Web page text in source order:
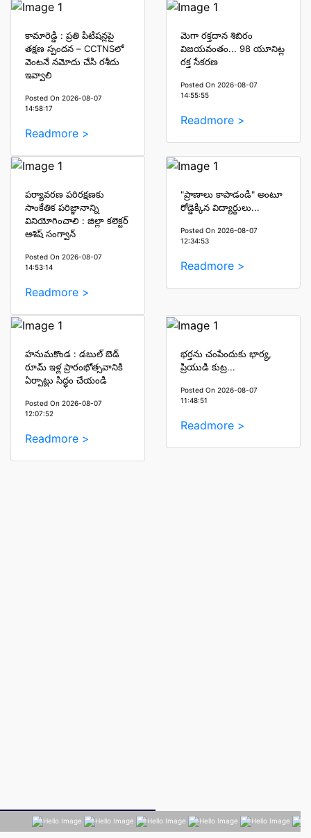
కామారెడ్డి : ప్రతి పిటిషన్లపై
తక్షణ స్పందన – CCTNSలో
వెంటనే నమోదు చేసి రశీదు
ఇవ్వాలి
Posted On 2026-08-07
14:58:17
Readmore >
మెగా రక్తదాన శిబిరం
విజయవంతం... 98 యూనిట్ల
రక్త సేకరణ
Posted On 2026-08-07
14:55:55
Readmore >
పర్యావరణ పరిరక్షణకు
సాంకేతిక పరిజ్ఞానాన్ని
వినియోగించాలి : జిల్లా కలెక్టర్
ఆశిష్ సంగ్వాన్
Posted On 2026-08-07
14:53:14
Readmore >
"ప్రాణాలు కాపాడండి" అంటూ
రోడ్డెక్కిన విద్యార్థులు...
Posted On 2026-08-07
12:34:53
Readmore >
హనుమకొండ : డబుల్ బెడ్
రూమ్ ఇళ్ల ప్రారంభోత్సవానికి
ఏర్పాట్లు సిద్ధం చేయండి
Posted On 2026-08-07
12:07:52
Readmore >
భర్తను చంపేందుకు భార్య,
ప్రియుడి కుట్ర...
Posted On 2026-08-07
11:48:51
Readmore >